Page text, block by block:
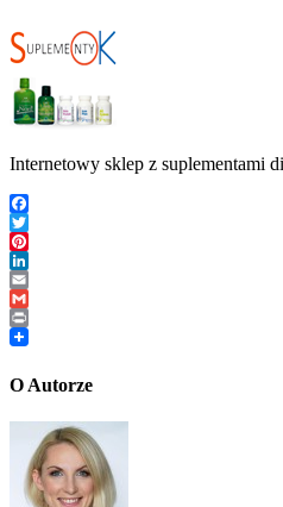
Internetowy sklep z suplementami
Facebook
Twitter
Pinterest
LinkedIn
Email
Gmail
Print
O Autorze